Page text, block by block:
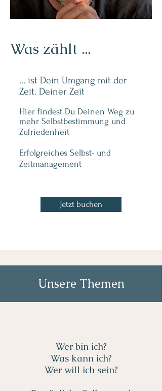
Was zählt ...
... ist Dein Umgang mit der
Zeit. Deiner Zeit
Hier findest Du Deinen Weg zu
mehr Selbstbestimmung und
Zufriedenheit
Erfolgreiches Selbst- und
Zeitmanagement
Jetzt buchen
Unsere Themen
Wer bin ich?
Was kann ich?
Wer will ich sein?